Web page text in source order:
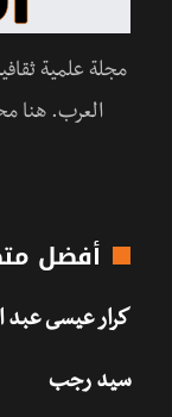
مجلة علمية
العرب. هنا
أفضل
كرار عيسى عبد
سيد رجب